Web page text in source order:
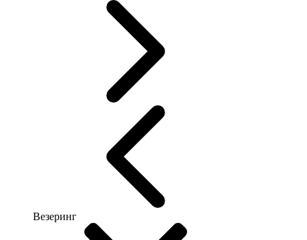
Везеринг